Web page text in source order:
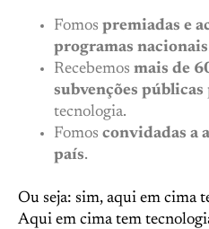
Fomos premiadas e
programas nacionais
Recebemos mais de
subvenções públicas
tecnologia.
Fomos convidadas a
país.
Ou seja: sim, aqui em cima
Aqui em cima tem